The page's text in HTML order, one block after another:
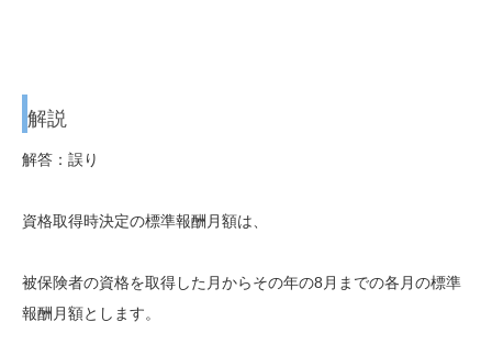
解説
解答：誤り
資格取得時決定の標準報酬月額は、
被保険者の資格を取得した月からその年の8月 までの各月の標準
報酬月額とします。